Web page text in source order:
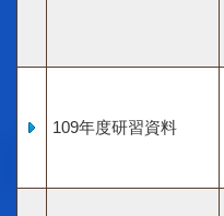
109年度研習資料